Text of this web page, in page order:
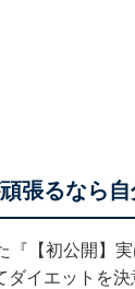
張るなら
『【初公開】
ダイエットを